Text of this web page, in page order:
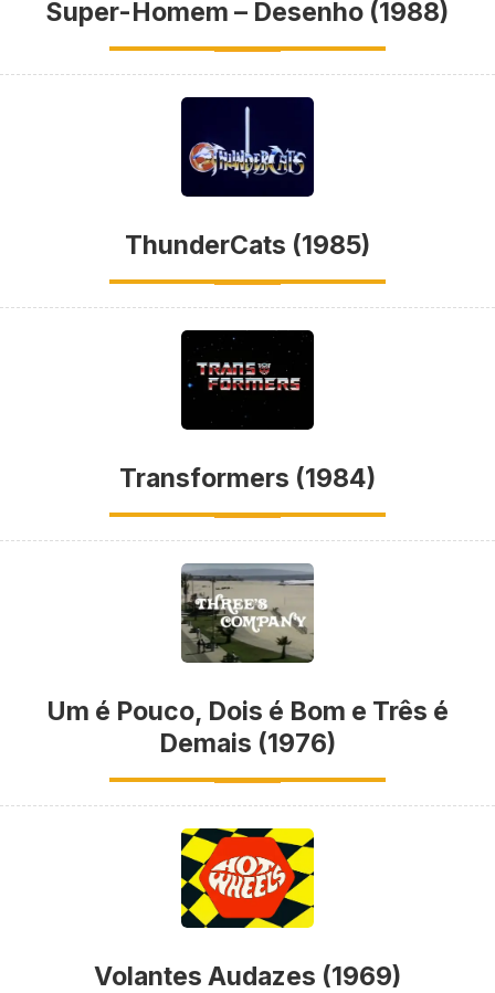
Super-Homem – Desenho (1988)
ThunderCats (1985)
Transformers (1984)
Um é Pouco, Dois é Bom e Três é
Demais (1976)
Volantes Audazes (1969)